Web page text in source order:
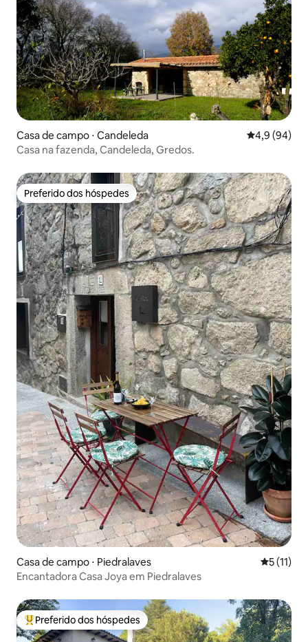
Casa de campo ⋅ Candeleda 4,9 de uma
4,9 (94)
Casa na fazenda, Candeleda, Gredos.
Preferido dos hóspedes
Preferido dos hóspedes
Casa de campo ⋅ Piedralaves 5 de uma
5 (11)
Encantadora Casa Joya em Piedralaves
Entre os melhores preferidos dos hóspedes
Preferido dos hóspedes